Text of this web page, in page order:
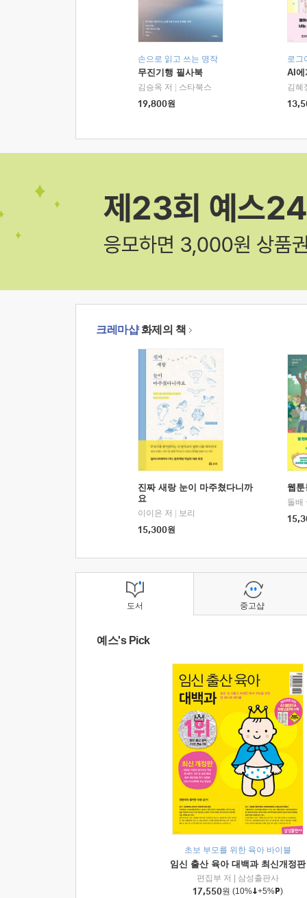
손으로 읽고 쓰는 명작
무진기행 필사북
김승옥 저
스타북스
19,800원
로그
AI에
김혜
크레마샵화제의 책
진짜 새랑 눈이 마주쳤다니까
요
이이은 저
보리
15,300원
웹
돌배
도서
예스's Pick
초보 부모를 위한 육아 바이블
임신 출산 육아 대백과 최신개정판
편집부 저
삼성출판사
17,550원 (10% +5% )
중고샵